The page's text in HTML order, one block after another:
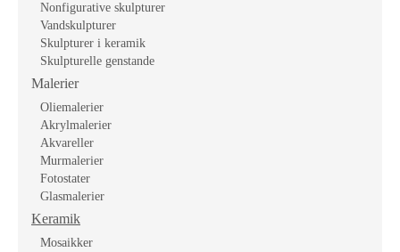
Nonfigurative skulpturer
Vandskulpturer
Skulpturer i keramik
Skulpturelle genstande
Malerier
Oliemalerier
Akrylmalerier
Akvareller
Murmalerier
Fotostater
Glasmalerier
Keramik
Mosaikker